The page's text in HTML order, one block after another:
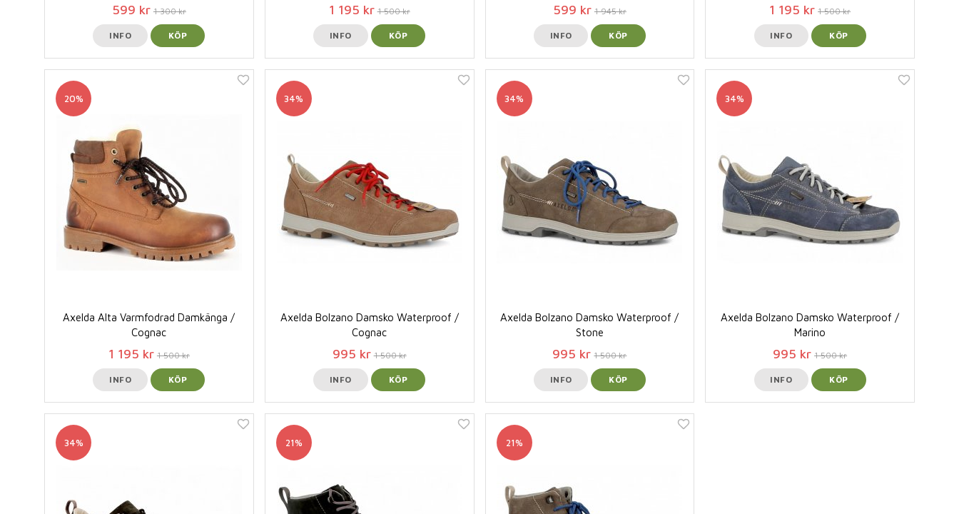
599 kr 1 300 kr
INFO KÖP
1 195 kr 1 500 kr
INFO KÖP
599 kr 1 945 kr
INFO KÖP
1 195 kr 1 500 kr
INFO KÖP
20%
Axelda Alta Varmfodrad Damkänga /
Cognac
1 195 kr 1 500 kr
INFO KÖP
34%
Axelda Bolzano Damsko Waterproof /
Cognac
995 kr 1 500 kr
INFO KÖP
34%
Axelda Bolzano Damsko Waterproof /
Stone
995 kr 1 500 kr
INFO KÖP
34%
Axelda Bolzano Damsko Waterproof /
Marino
995 kr 1 500 kr
INFO KÖP
34% 21% 21%